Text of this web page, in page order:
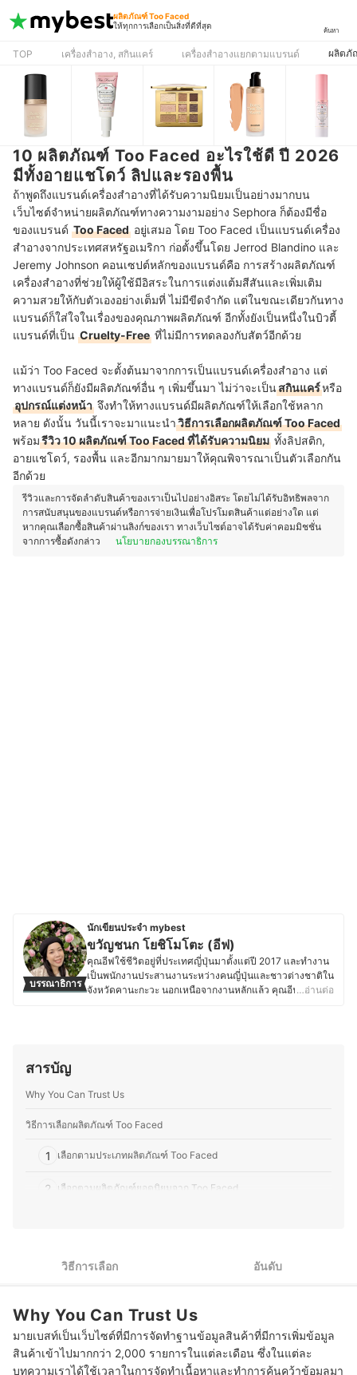
ผลิตภัณฑ์ Too Faced
ให้ทุกการเลือกเป็นสิ่งที่ดีที่สุด
ค้นหา
TOP เครื่องสำอาง, สกินแคร์ เครื่องสำอางแยกตามแบรนด์ ผลิตภั
10 ผลิตภัณฑ์ Too Faced อะไรใช้ดี ปี 2026
มีทั้งอายแชโดว์ ลิปและรองพื้น
ถ้าพูดถึงแบรนด์เครื่องสำอางที่ได้รับความนิยมเป็นอย่างมากบน
เว็บไซต์จำหน่ายผลิตภัณฑ์ทางความงามอย่าง Sephora ก็ต้องมีชื่อ
ของแบรนด์ Too Faced อยู่เสมอ โดย Too Faced เป็นแบรนด์เครื่อง
สำอางจากประเทศสหรัฐอเมริกา ก่อตั้งขึ้นโดย Jerrod Blandino และ
Jeremy Johnson คอนเซปต์หลักของแบรนด์คือ การสร้างผลิตภัณฑ์
เครื่องสำอางที่ช่วยให้ผู้ใช้มีอิสระในการแต่งแต้มสีสันและเพิ่มเติม
ความสวยให้กับตัวเองอย่างเต็มที่ ไม่มีขีดจำกัด แต่ในขณะเดียวกันทาง
แบรนด์ก็ใส่ใจในเรื่องของคุณภาพผลิตภัณฑ์ อีกทั้งยังเป็นหนึ่งในบิวตี้
แบรนด์ที่เป็น Cruelty-Free ที่ไม่มีการทดลองกับสัตว์อีกด้วย
แม้ว่า Too Faced จะตั้งต้นมาจากการเป็นแบรนด์เครื่องสำอาง แต่
ทางแบรนด์ก็ยังมีผลิตภัณฑ์อื่น ๆ เพิ่มขึ้นมา ไม่ว่าจะเป็นสกินแคร์หรือ
อุปกรณ์แต่งหน้า จึงทำให้ทางแบรนด์มีผลิตภัณฑ์ให้เลือกใช้หลาก
หลาย ดังนั้น วันนี้เราจะมาแนะนำวิธีการเลือกผลิตภัณฑ์ Too Faced
พร้อมรีวิว 10 ผลิตภัณฑ์ Too Faced ที่ได้รับความนิยม ทั้งลิปสติก,
อายแชโดว์, รองพื้น และอีกมากมายมาให้คุณพิจารณาเป็นตัวเลือกกัน
อีกด้วย
รีวิวและการจัดลำดับสินค้าของเราเป็นไปอย่างอิสระ โดยไม่ได้รับอิทธิพลจาก
การสนับสนุนของแบรนด์หรือการจ่ายเงินเพื่อโปรโมตสินค้าแต่อย่างใด แต่
หากคุณเลือกซื้อสินค้าผ่านลิงก์ของเรา ทางเว็บไซต์อาจได้รับค่าคอมมิชชั่น
จากการซื้อดังกล่าว
นโยบายกองบรรณาธิการ
บรรณาธิการ
นักเขียนประจำ mybest
ขวัญชนก โยชิโมโตะ (อีฟ)
คุณอีฟใช้ชีวิตอยู่ที่ประเทศญี่ปุ่นมาตั้งแต่ปี 2017 และทำงาน
เป็นพนักงานประสานงานระหว่างคนญี่ปุ่นและชาวต่างชาติใน
จังหวัดคานะกะวะ นอกเหนือจากงานหลักแล้ว คุณอีฟยัง
หน้าออกงาน ทำให้คุณอีฟเข้าใจการเลือกใช้ผลิตภัณฑ์ให้
งามแล้ว คุณอีฟยังรักการทำอาหาร โดยเฉพาะการคิดค้นสูตร
อาหารไทยให้กับคนญี่ปุ่นเป็นครั้งคราว จึงชอบทดลองวัตถุดิบ
ที่หาได้ในญี่ปุ่น และปรับรสชาติให้เข้ากับวัฒนธรรมการกิน
และอาหาร ไม่ว่าจะเป็นเทคนิคแต่งหน้า การเลือกสกินแคร์
…อ่านต่อ
สารบัญ
Why You Can Trust Us
วิธีการเลือกผลิตภัณฑ์ Too Faced
1 เลือกตามประเภทผลิตภัณฑ์ Too Faced
2 เลือกตามผลิตภัณฑ์ยอดนิยมจาก Too Faced
วิธีการเลือก อันดับ
Why You Can Trust Us
มายเบสท์เป็นเว็บไซต์ที่มีการจัดทำฐานข้อมูลสินค้าที่มีการเพิ่มข้อมูล
สินค้าเข้าไปมากกว่า 2,000 รายการในแต่ละเดือน ซึ่งในแต่ละ
บทความเราได้ใช้เวลาในการจัดทำเนื้อหาและทำการค้นคว้าข้อมูลมา